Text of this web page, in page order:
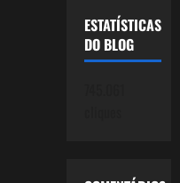
ESTATÍSTICAS
DO BLOG